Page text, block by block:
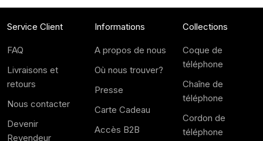
Service Client
FAQ
Livraisons et
retours
Nous contacter
Devenir
Revendeur
Informations
A propos de nous
Où nous trouver?
Presse
Carte Cadeau
Accès B2B
Collections
Coque de
téléphone
Chaîne de
téléphone
Cordon de
téléphone